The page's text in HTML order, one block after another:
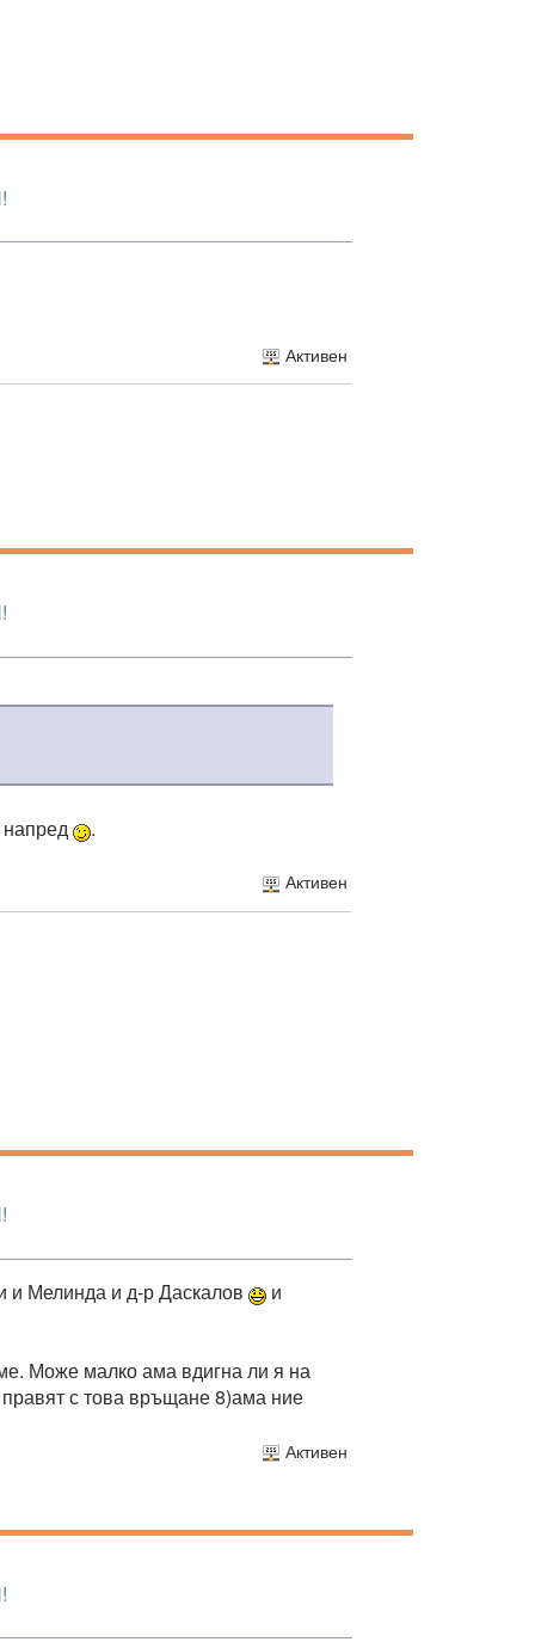
Активен
напред
.
Активен
и Мелинда и д-р Даскалов
и
Може малко ама вдигна ли я на
с това връщане 8)ама ние
Активен